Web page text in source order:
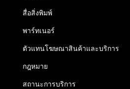
สื่อสิ่งพิมพ์
พาร์ทเนอร์
ตัวแทนโฆษณาสินค้าและบริการ
กฎหมาย
สถานะการบริการ